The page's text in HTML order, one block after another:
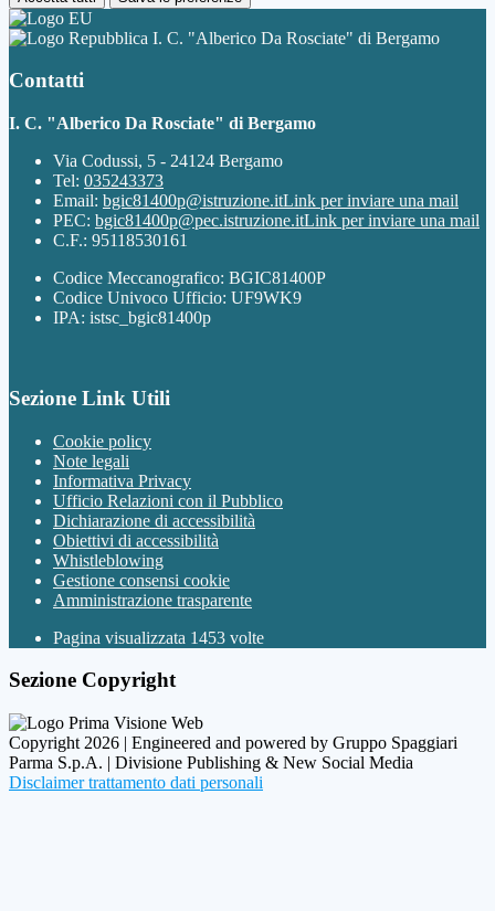
I. C. "Alberico Da Rosciate" di Bergamo
Contatti
I. C. "Alberico Da Rosciate" di Bergamo
Via Codussi, 5 - 24124 Bergamo
Tel: 035243373
Email: bgic81400p@istruzione.itLink per inviare una mail
PEC: bgic81400p@pec.istruzione.itLink per inviare una mail
C.F.: 95118530161
Codice Meccanografico: BGIC81400P
Codice Univoco Ufficio: UF9WK9
IPA: istsc_bgic81400p
Sezione Link Utili
Cookie policy
Note legali
Informativa Privacy
Ufficio Relazioni con il Pubblico
Dichiarazione di accessibilità
Obiettivi di accessibilità
Whistleblowing
Gestione consensi cookie
Amministrazione trasparente
Pagina visualizzata 1453 volte
Sezione Copyright
Copyright 2026 | Engineered and powered by Gruppo Spaggiari
Parma S.p.A. | Divisione Publishing & New Social Media
Disclaimer trattamento dati personali